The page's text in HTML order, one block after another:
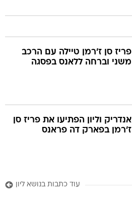
פריז סן ז'רמן טיילה עם הרכב
משני וברחה ללאנס בפסגה
אנדריק וליון הפתיעו את פריז סן
ז'רמן בפארק דה פראנס
עוד כתבות בנושא ליון